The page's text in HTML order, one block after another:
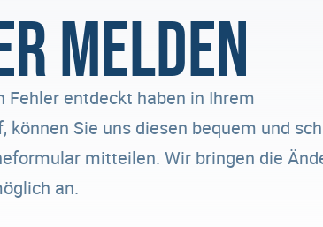
melden
Fehler entdeckt haben in Ihrem
können Sie uns diesen bequem und
mitteilen. Wir bringen die
an.